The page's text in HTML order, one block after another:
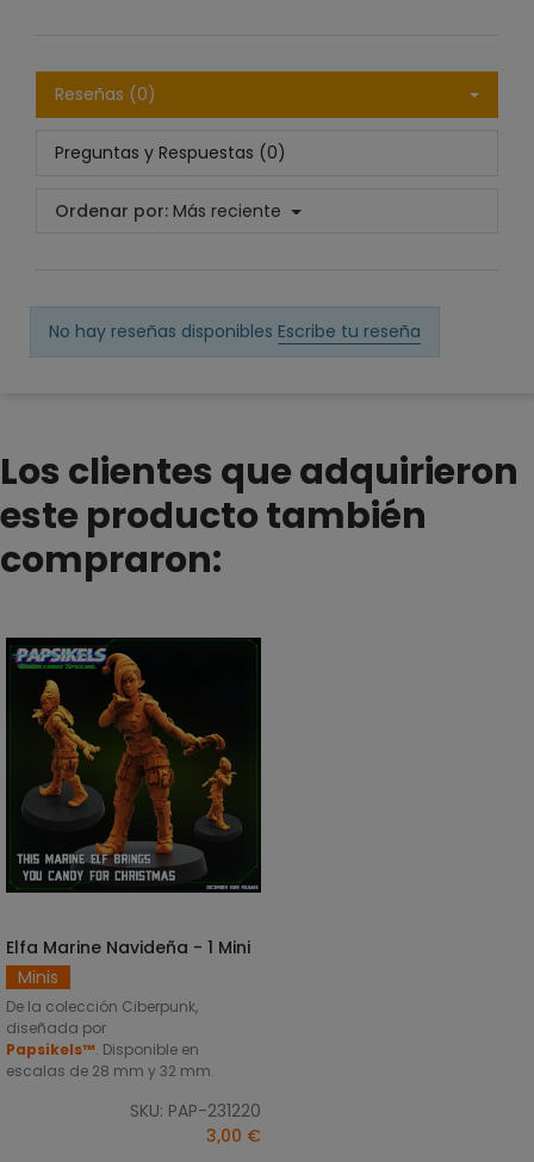
Reseñas (0)
Preguntas y Respuestas (0)
Ordenar por: Más reciente
No hay reseñas disponibles Escribe tu reseña
Los clientes que adquirieron
este producto también
compraron:
SELECCIONAR OPCIONES
Elfa Marine Navideña - 1 Mini
Minis
De la colección Ciberpunk,
diseñada por
Papsikels™. Disponible en
escalas de 28 mm y 32 mm.
SKU: PAP-231220
3,00 €